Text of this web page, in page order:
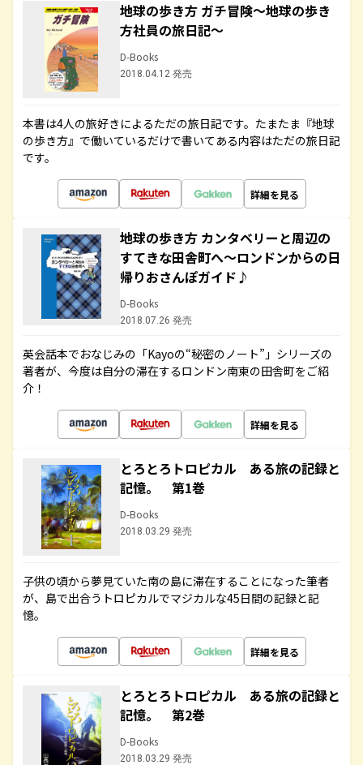
地球の歩き方 ガチ冒険～地球の歩き
方社員の旅日記～
D-Books
2018.04.12 発売
本書は4人の旅好きによるただの旅日記です。たまたま『地球
の歩き方』で働いているだけで書いてある内容はただの旅日記
です。
詳細を見る
地球の歩き方 カンタベリーと周辺の
すてきな田舎町へ～ロンドンからの日
帰りおさんぽガイド♪
D-Books
2018.07.26 発売
英会話本でおなじみの「Kayoの“秘密のノート”」シリーズの
著者が、今度は自分の滞在するロンドン南東の田舎町をご紹
介！
詳細を見る
とろとろトロピカル ある旅の記録と
記憶。 第1巻
D-Books
2018.03.29 発売
子供の頃から夢見ていた南の島に滞在することになった筆者
が、島で出合うトロピカルでマジカルな45日間の記録と記
憶。
詳細を見る
とろとろトロピカル ある旅の記録と
記憶。 第2巻
D-Books
2018.03.29 発売